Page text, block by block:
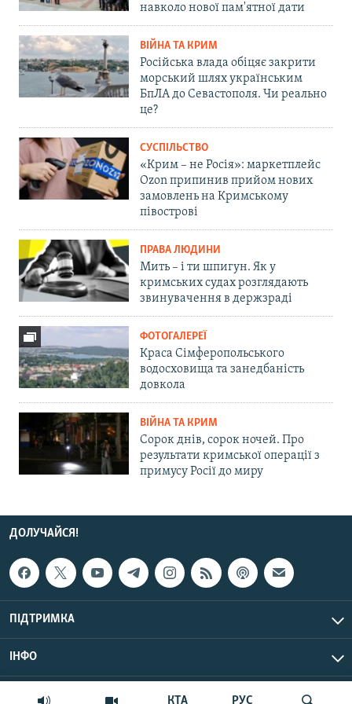
КТА РУС
навколо нової пам'ятної дати
ВІЙНА ТА КРИМ
Російська влада обіцяє закрити
морський шлях українським
БпЛА до Севастополя. Чи реально
це?
СУСПІЛЬСТВО
«Крим – не Росія»: маркетплейс
Ozon припинив прийом нових
замовлень на Кримському
півострові
ПРАВА ЛЮДИНИ
Мить – і ти шпигун. Як у
кримських судах розглядають
звинувачення в держзраді
ФОТОГАЛЕРЕЇ
Краса Сімферопольського
водосховища та занедбаність
довкола
ВІЙНА ТА КРИМ
Сорок днів, сорок ночей. Про
результати кримської операції з
примусу Росії до миру
ДОЛУЧАЙСЯ!
ПІДТРИМКА
ІНФО
© Крим.Реалії, 2026 | Усі права застережено.